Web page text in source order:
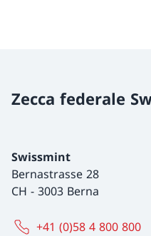
Zecca federale
Swissmint
Bernastrasse 28
CH - 3003 Berna
+41 (0)58 4 800 800